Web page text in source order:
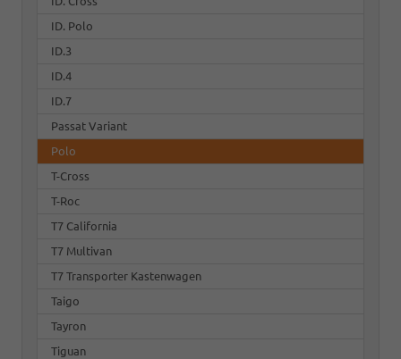
ID. Polo
ID.3
ID.4
ID.7
Passat Variant
Polo
T-Cross
T-Roc
T7 California
T7 Multivan
T7 Transporter Kastenwagen
Taigo
Tayron
Tiguan